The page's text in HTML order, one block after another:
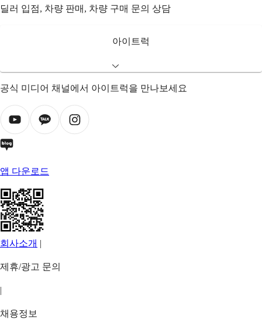
딜러 입점, 차량 판매, 차량 구매 문의 상담
아이트럭
공식 미디어 채널에서 아이트럭을 만나보세요
앱 다운로드
회사소개 |
제휴/광고 문의
|
채용정보